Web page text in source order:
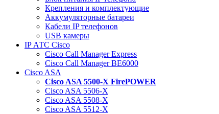
Крепления и комплектующие
Аккумуляторные батареи
Кабели IP телефонов
USB камеры
IP АТС Cisco
Cisco Call Manager Express
Cisco Call Manager BE6000
Cisco ASA
Cisco ASA 5500-X FirePOWER
Cisco ASA 5506-X
Cisco ASA 5508-X
Cisco ASA 5512-X